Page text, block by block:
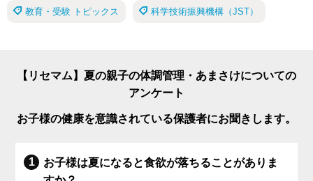
教育・受験 トピックス 科学技術振興機構（JST）
【リセマム】夏の親子の体調管理・あまさけについての
アンケート
お子様の健康を意識されている保護者にお聞きします。
お子様は夏になると食欲が落ちることがありま